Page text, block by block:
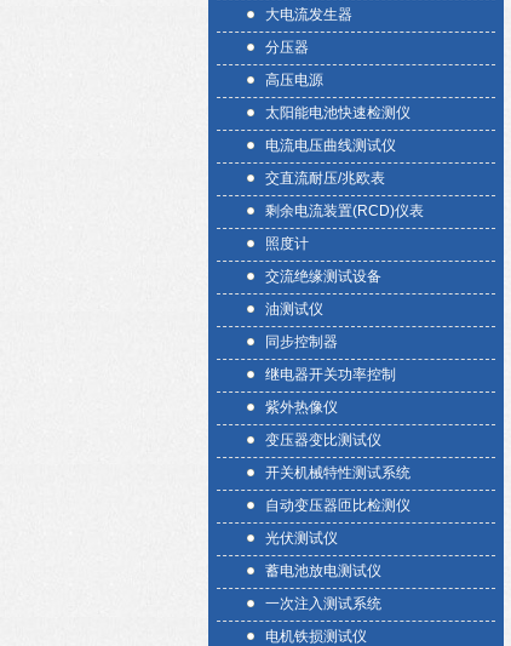
大电流发生器
分压器
高压电源
太阳能电池快速检测仪
电流电压曲线测试仪
交直流耐压/兆欧表
剩余电流装置(RCD)仪表
照度计
交流绝缘测试设备
油测试仪
同步控制器
继电器开关功率控制
紫外热像仪
变压器变比测试仪
开关机械特性测试系统
自动变压器匝比检测仪
光伏测试仪
蓄电池放电测试仪
一次注入测试系统
电机铁损测试仪